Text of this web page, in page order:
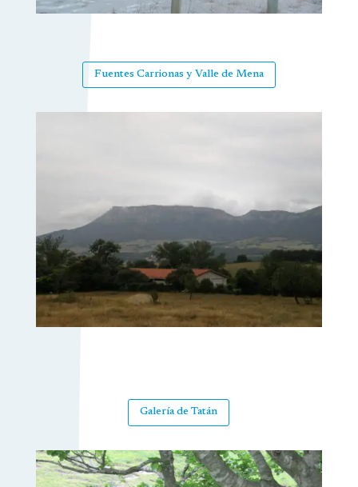
Fuentes Carrionas y Valle de Mena
Galería de Tatán